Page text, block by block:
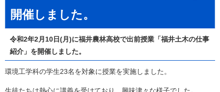
開催しました。
令和2年2月10日(月)に福井農林高校で出前授業「福井土木の仕事
紹介」を開催しました。
環境工学科の学生23名を対象に授業を実施しました。